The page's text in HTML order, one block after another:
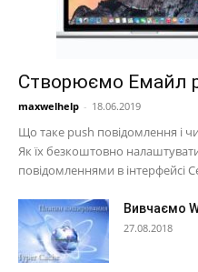
Створюємо Емайл
maxwelhelp - 18.06.2019
Що таке push повідомлення і
Як їх безкоштовно
повідомленнями в інтерфейсі
Вивчаємо
27.08.2018